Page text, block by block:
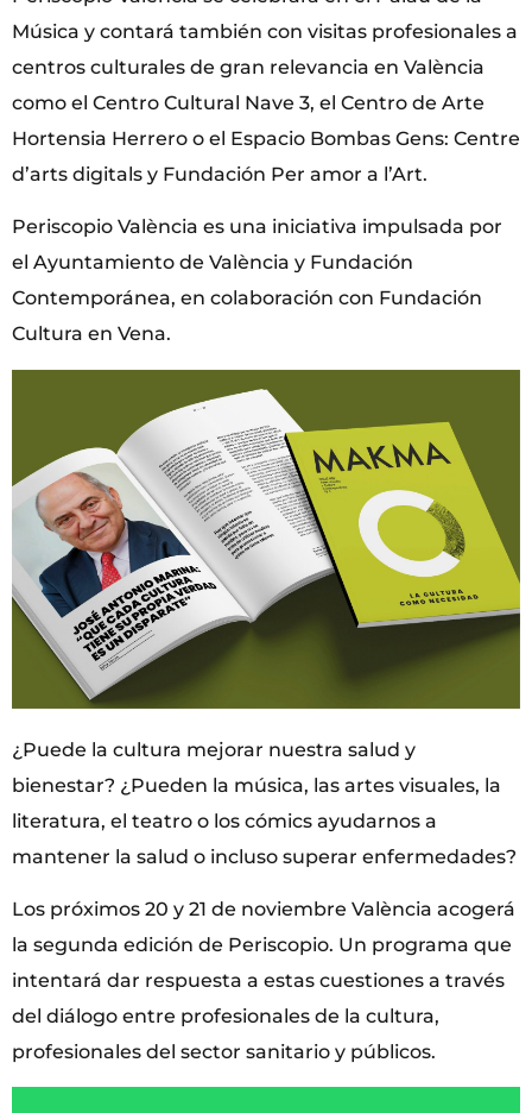
Música y contará también con visitas profesionales a
centros culturales de gran relevancia en València
como el Centro Cultural Nave 3, el Centro de Arte
Hortensia Herrero o el Espacio Bombas Gens: Centre
d’arts digitals y Fundación Per amor a l’Art.
Periscopio València es una iniciativa impulsada por
el Ayuntamiento de València y Fundación
Contemporánea, en colaboración con Fundación
Cultura en Vena.
¿Puede la cultura mejorar nuestra salud y
bienestar? ¿Pueden la música, las artes visuales, la
literatura, el teatro o los cómics ayudarnos a
mantener la salud o incluso superar enfermedades?
Los próximos 20 y 21 de noviembre València acogerá
la segunda edición de Periscopio. Un programa que
intentará dar respuesta a estas cuestiones a través
del diálogo entre profesionales de la cultura,
profesionales del sector sanitario y públicos.